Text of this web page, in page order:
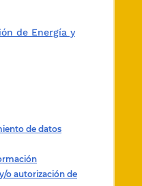
(Exxon Móbil).
- Bolívar (Exxon
(Organización
- Bolívar
de Energía y
de datos
o autorización de